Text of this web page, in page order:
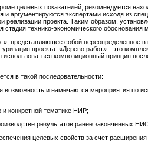
целевых показателей, рекомендуется
аргументируются экспертами исходя из
проекта. Таким образом,
технико-экономического обоснования
представляющее собой переопределенное
проекта. «Дерево работ» - это
композиционный принцип
в такой последовательности:
возможность и намечаются мероприятия по
конкретной тематике НИР;
результатов ранее законченных
целевых свойств за счет